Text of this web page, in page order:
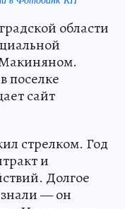
области
поселке
сайт
стрелком. Год
и
Долгое
знали — он